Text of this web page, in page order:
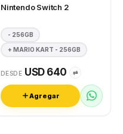
Nintendo Switch 2
- 256GB
+ MARIO KART - 256GB
DESDE USD 640 ⇄
Agregar